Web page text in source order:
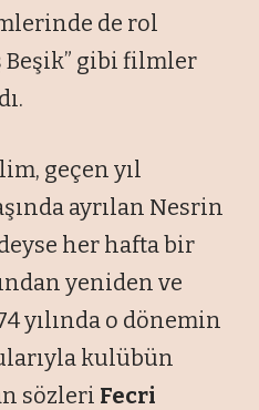
de rol
Beşik” gibi filmler
geçen yıl
ayrılan Nesrin
her hafta bir
yeniden ve
yılında o dönemin
kulübün
sözleri Fecri